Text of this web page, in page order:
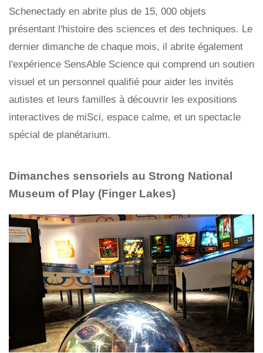
Schenectady en abrite plus de 15, 000 objets
présentant l'histoire des sciences et des techniques. Le
dernier dimanche de chaque mois, il abrite également
l'expérience SensAble Science qui comprend un soutien
visuel et un personnel qualifié pour aider les invités
autistes et leurs familles à découvrir les expositions
interactives de miSci, espace calme, et un spectacle
spécial de planétarium.
Dimanches sensoriels au Strong National
Museum of Play (Finger Lakes)